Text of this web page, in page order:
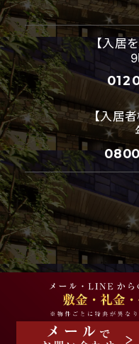
【入居
【入居
プレジオ公式
株式会社プレジオのグループ会